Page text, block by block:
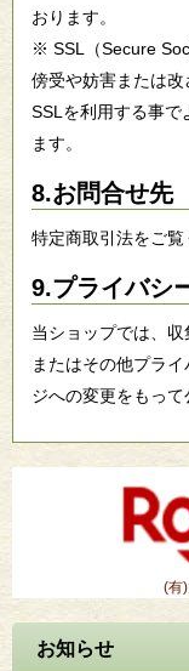
おります。
※ SSL（Secure
傍受や妨害または改
SSLを利用する事で
ます。
8.お問合せ先
特定商取引法をご覧
9.プライバシ
当ショップでは、収
またはその他プラ
ジへの変更をもって
(有
お知らせ